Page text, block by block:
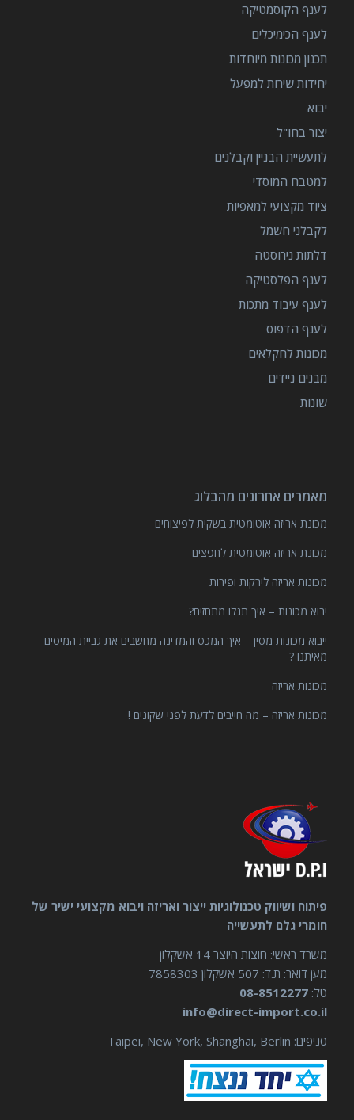
לענף הקוסמטיקה
לענף הכימיכלים
תכנון מכונות מיוחדות
יחידות שירות למפעל
יבוא
יצור בחו"ל
לתעשיית הבניין וקבלנים
למטבח המוסדי
ציוד מקצועי למאפיות
לקבלני חשמל
דלתות נירוסטה
לענף הפלסטיקה
לענף עיבוד מתכות
לענף הדפוס
מכונות לחקלאים
מבנים ניידים
שונות
מאמרים אחרונים מהבלוג
מכונת אריזה אוטומטית בשקית לפיצוחים
מכונת אריזה אוטומטית לחפצים
מכונות אריזה לירקות ופירות
יבוא מכונות – איך תגלו מתחזים?
ייבוא מכונות מסין – איך המכס והמדינה מחשבים את גביית המיסים
מאיתנו ?
מכונות אריזה
מכונות אריזה – מה חייבים לדעת לפני שקונים !
פיתוח ושיווק טכנולוגיות ייצור ואריזה ויבוא מקצועי ישיר של
חומרי גלם לתעשייה
משרד ראשי: חוצות היוצר 14 אשקלון
מען דואר: ת.ד: 507 אשקלון 7858303
טל: 08-8512277
info@direct-import.co.il
סניפים: Taipei, New York, Shanghai, Berlin